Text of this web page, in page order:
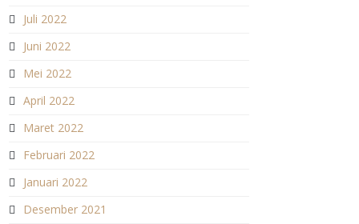
Juli 2022
Juni 2022
Mei 2022
April 2022
Maret 2022
Februari 2022
Januari 2022
Desember 2021